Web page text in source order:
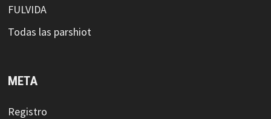
FULVIDA
Todas las parshiot
META
Registro